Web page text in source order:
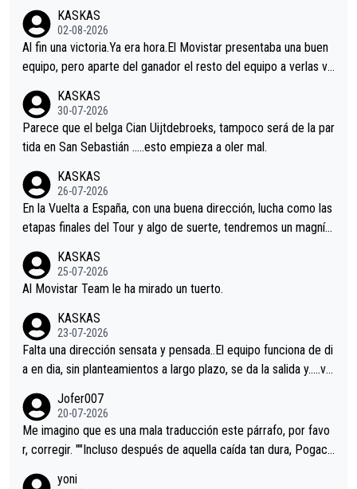
KASKAS
02-08-2026
Al fin una victoria.Ya era hora.El Movistar presentaba una buen
equipo, pero aparte del ganador el resto del equipo a verlas ve
s.La única buena noticia es la mejoría de Enric Más en San Seb
astian.Si en la Vuelta a Burgos sigue la mejoría, podríamos ten
er alguna sorpresa en la Vuelta.Ojalá.
KASKAS
30-07-2026
Parece que el belga Cian Uijtdebroeks, tampoco será de la par
tida en San Sebastián …..esto empieza a oler mal.
KASKAS
26-07-2026
En la Vuelta a España, con una buena dirección, lucha como las
etapas finales del Tour y algo de suerte, tendremos un magnífi
KASKAS
25-07-2026
Al Movistar Team le ha mirado un tuerto.
KASKAS
23-07-2026
Falta una dirección sensata y pensada..El equipo funciona de di
a en dia, sin planteamientos a largo plazo, se da la salida y…..ve
Minguez, Velez etc etc.Me da pena vivir estos momentos tan
tristes sin victorias.
Jofer007
20-07-2026
Me imagino que es una mala traducción este párrafo, por favo
r, corregir. ""Incluso después de aquella caída tan dura, Pogaca
yoni